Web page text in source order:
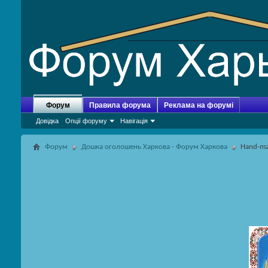
Форум
Довідка Опції форуму Навігація
Правила форума Реклама на форумі
Форум Дошка оголошень Харкова - Форум Харкова Hand-